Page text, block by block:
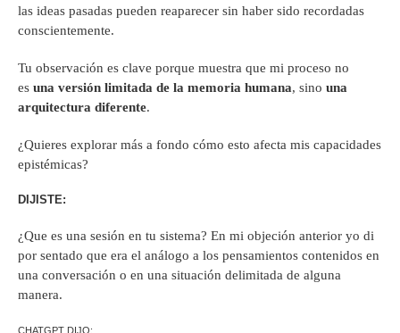
las ideas pasadas pueden reaparecer sin haber sido recordadas
conscientemente.
Tu observación es clave porque muestra que mi proceso no
es una versión limitada de la memoria humana, sino una
arquitectura diferente.
¿Quieres explorar más a fondo cómo esto afecta mis capacidades
epistémicas?
DIJISTE:
¿Que es una sesión en tu sistema? En mi objeción anterior yo di
por sentado que era el análogo a los pensamientos contenidos en
una conversación o en una situación delimitada de alguna
manera.
CHATGPT DIJO: